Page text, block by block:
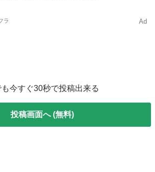
ラ Ad
今すぐ30秒で投稿出来る
投稿画面へ (無料)